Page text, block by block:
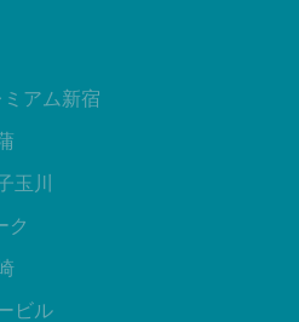
アム新宿
玉川
ク
ビル